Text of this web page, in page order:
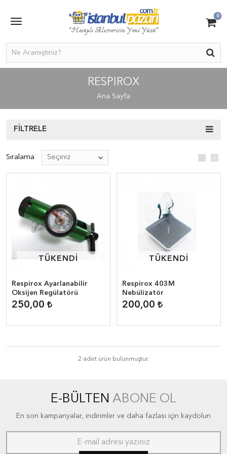
0
RESPIROX
Ana Sayfa
FILTRELE
Sıralama
TÜKENDİ
TÜKENDİ
Respirox Ayarlanabilir
Oksijen Regülatörü
250,00
TÜKENDİ
TÜKENDİ
Respirox 403M
Nebülizatör
200,00
2 adet ürün bulunmuştur.
E-BÜLTEN ABONE OL
En son kampanyalar, indirimler ve daha fazlası için kaydolun